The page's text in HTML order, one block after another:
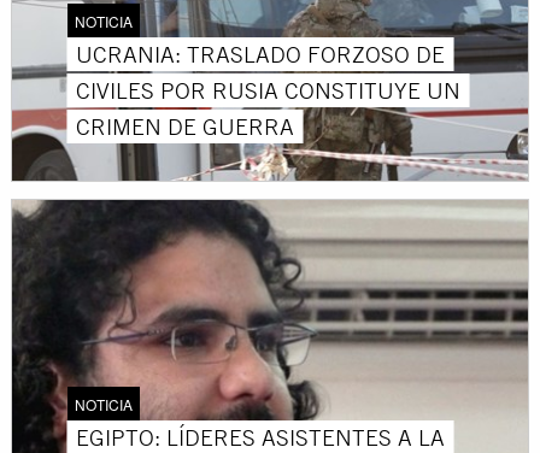
NOTICIA
UCRANIA: TRASLADO FORZOSO DE
CIVILES POR RUSIA CONSTITUYE UN
CRIMEN DE GUERRA
NOTICIA
EGIPTO: LÍDERES ASISTENTES A LA